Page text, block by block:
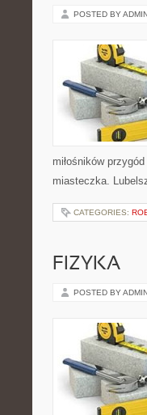
POSTED BY
miłośników
miasteczka.
CATEGORIES:
FIZYKA
POSTED BY